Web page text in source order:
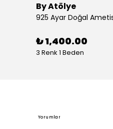
By Atölye
₺ 1,400.00
3 Renk 1 Beden
Yorumlar